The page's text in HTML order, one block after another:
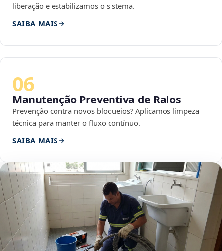
liberação e estabilizamos o sistema.
SAIBA MAIS
06
Manutenção Preventiva de Ralos
Prevenção contra novos bloqueios? Aplicamos limpeza
técnica para manter o fluxo contínuo.
SAIBA MAIS